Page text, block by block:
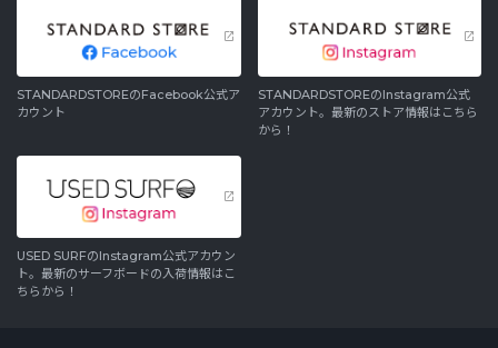
STANDARDSTOREのFacebook公式ア
カウント
STANDARDSTOREのInstagram公式
アカウント。最新のストア情報はこちら
から！
USED SURFのInstagram公式アカウン
ト。最新のサーフボードの入荷情報はこ
ちらから！